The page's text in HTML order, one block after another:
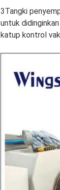
3Tangki
untuk
katup kontrol